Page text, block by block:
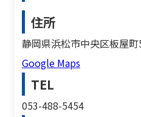
住所
静岡県浜松市中央区板屋
Google Maps
TEL
053-488-5454